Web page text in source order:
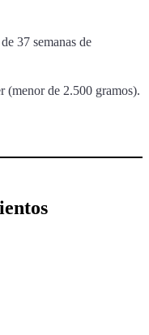
37 semanas de
(menor de 2.500 gramos).